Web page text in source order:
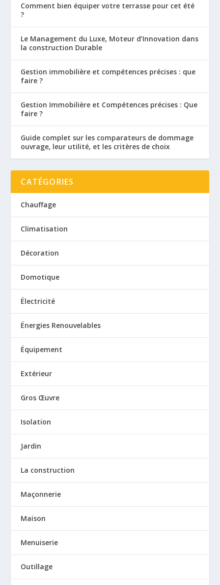
Comment bien équiper votre terrasse pour cet été
?
Le Management du Luxe, Moteur d’Innovation dans
la construction Durable
Gestion immobilière et compétences précises : que
faire ?
Gestion Immobilière et Compétences précises : Que
faire ?
Guide complet sur les comparateurs de dommage
ouvrage, leur utilité, et les critères de choix
CATÉGORIES
Chauffage
Climatisation
Décoration
Domotique
Électricité
Énergies Renouvelables
Équipement
Extérieur
Gros Œuvre
Isolation
Jardin
La construction
Maçonnerie
Maison
Menuiserie
Outillage